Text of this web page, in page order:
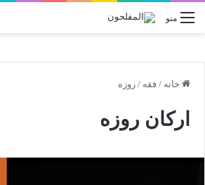
منو
خانه / فقه / روزه
ارکان روزه